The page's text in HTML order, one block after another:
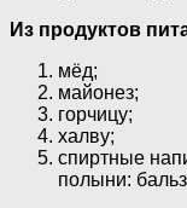
Из продуктов
мёд;
майонез;
горчицу;
халву;
спиртные
полыни: